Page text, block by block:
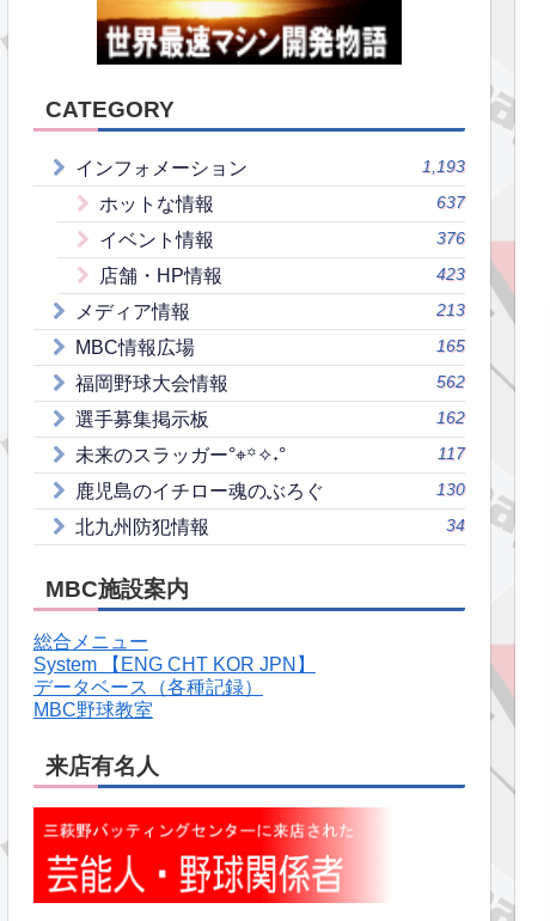
CATEGORY
インフォメーション 1,193
ホットな情報 637
イベント情報 376
店舗・HP情報 423
メディア情報 213
MBC情報広場 165
福岡野球大会情報 562
選手募集掲示板 162
未来のスラッガー°⌖꙳✧˖° 117
鹿児島のイチロー魂のぶろぐ 130
北九州防犯情報 34
MBC施設案内
総合メニュー
System 【ENG CHT KOR JPN】
データベース（各種記録）
MBC野球教室
来店有名人